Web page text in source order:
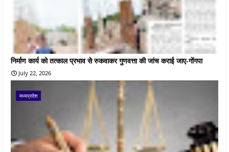
निर्माण कार्य को तत्काल प्रभाव से रुकवाकर गुणवत्ता की जांच कराई जाए-गोंगपा
July 22, 2026
मध्यप्रदेश